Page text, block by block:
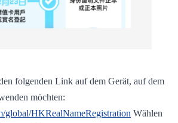
folgenden Link auf dem Gerät, auf dem
möchten:
global/HKRealNameRegistration Wählen